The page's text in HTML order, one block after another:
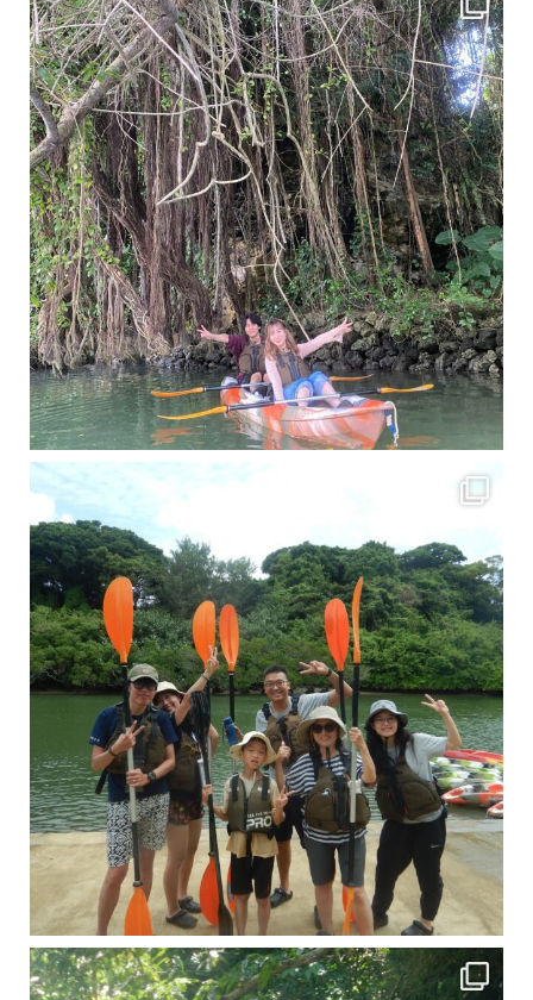
梅雨真っ只中の沖縄ですが 今日もカンカンに晴れてくれました！！
今日は満潮だっ
引き潮だったの